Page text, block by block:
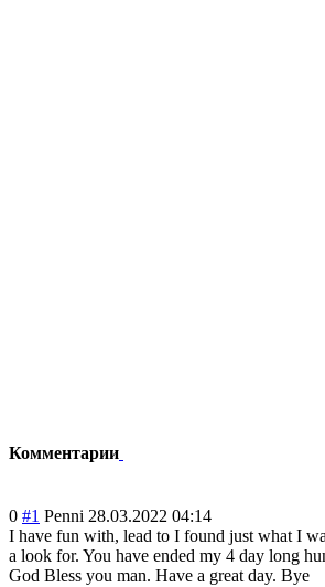
Комментарии
0 #1 Penni 28.03.2022 04:14
I have fun with, lead to I found just what I
a look for. You have ended my 4 day long
God Bless you man. Have a great day. Bye